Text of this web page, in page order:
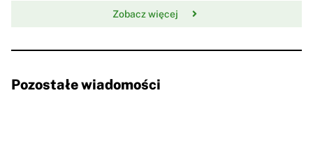
Zobacz więcej
Pozostałe wiadomości